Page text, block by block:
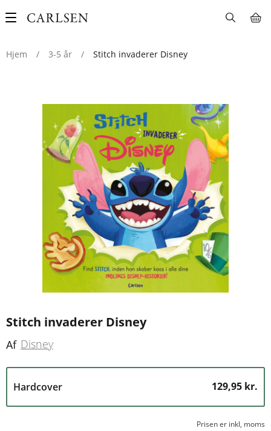
Main
Hjem
/ 3-5 år / Stitch invaderer Disney
Stitch invaderer Disney
Af Disney
Hardcover 129,95 kr.
Prisen er inkl, moms